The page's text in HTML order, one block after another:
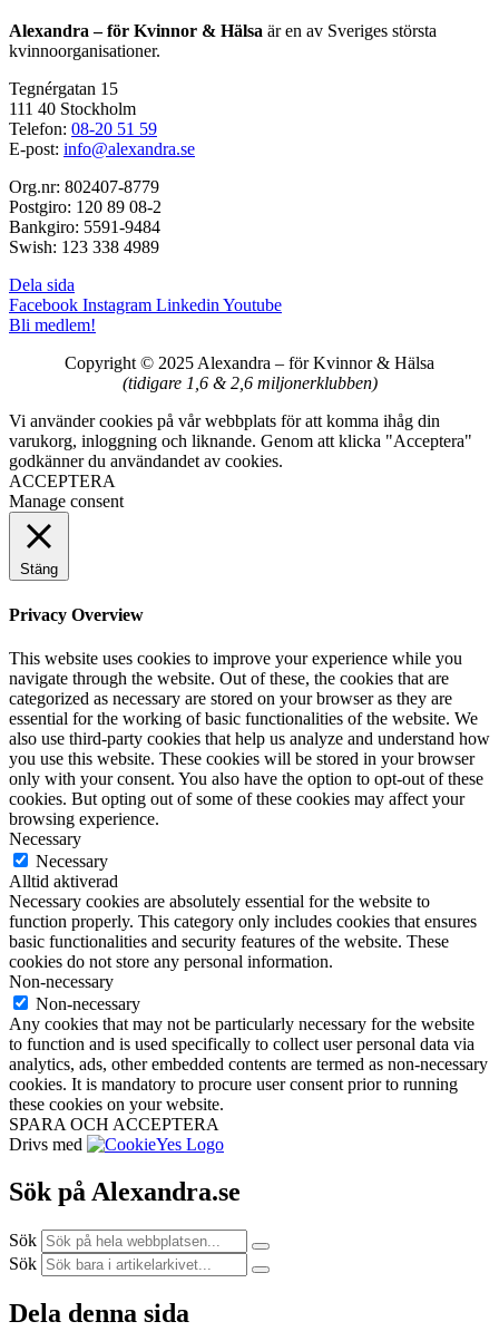
Alexandra – för Kvinnor & Hälsa är en av Sveriges största
kvinnoorganisationer.
Tegnérgatan 15
111 40 Stockholm
Telefon: 08-20 51 59
E-post: info@alexandra.se
Org.nr: 802407-8779
Postgiro: 120 89 08-2
Bankgiro: 5591-9484
Swish: 123 338 4989
Dela sida
Facebook Instagram LinkedinYoutube
Bli medlem!
Copyright © 2025 Alexandra – för Kvinnor & Hälsa
(tidigare 1,6 & 2,6 miljonerklubben)
Vi använder cookies på vår webbplats för att komma ihåg din
varukorg, inloggning och liknande. Genom att klicka "Acceptera"
godkänner du användandet av cookies.
ACCEPTERA
Manage consent
Stäng
Privacy Overview
This website uses cookies to improve your experience while you
navigate through the website. Out of these, the cookies that are
categorized as necessary are stored on your browser as they are
essential for the working of basic functionalities of the website. We
also use third-party cookies that help us analyze and understand how
you use this website. These cookies will be stored in your browser
only with your consent. You also have the option to opt-out of these
cookies. But opting out of some of these cookies may affect your
browsing experience.
Necessary
Necessary
Alltid aktiverad
Necessary cookies are absolutely essential for the website to
function properly. This category only includes cookies that ensures
basic functionalities and security features of the website. These
cookies do not store any personal information.
Non-necessary
Non-necessary
Any cookies that may not be particularly necessary for the website
to function and is used specifically to collect user personal data via
analytics, ads, other embedded contents are termed as non-necessary
cookies. It is mandatory to procure user consent prior to running
these cookies on your website.
SPARA OCH ACCEPTERA
Drivs med
Sök på Alexandra.se
Sök
Sök
Dela denna sida